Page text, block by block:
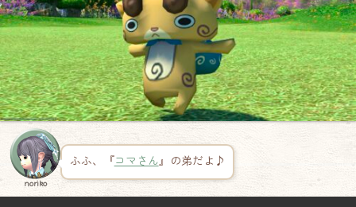
noriko
ふふ、『コマさん』の弟だよ♪